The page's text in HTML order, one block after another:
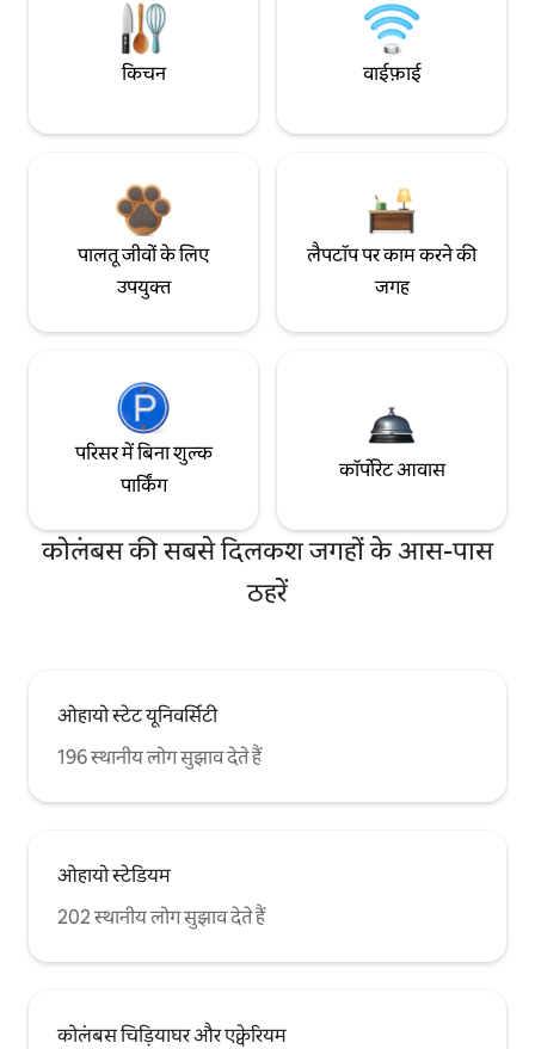
किचन वाईफ़ाई
पालतू जीवों के लिए
उपयुक्त
लैपटॉप पर काम करने की
जगह
परिसर में बिना शुल्क
पार्किंग
कॉर्पोरेट आवास
कोलंबस की सबसे दिलकश जगहों के आस-पास
ठहरें
ओहायो स्टेट यूनिवर्सिटी
196 स्थानीय लोग सुझाव देते हैं
ओहायो स्टेडियम
202 स्थानीय लोग सुझाव देते हैं
कोलंबस चिड़ियाघर और एक्वेरियम